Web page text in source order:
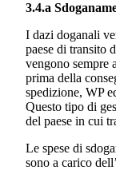
3.4.a
I dazi doganali
paese di transito
vengono sempre
prima della
spedizione, WP
Questo tipo di
del paese in cui
Le spese di
sono a carico